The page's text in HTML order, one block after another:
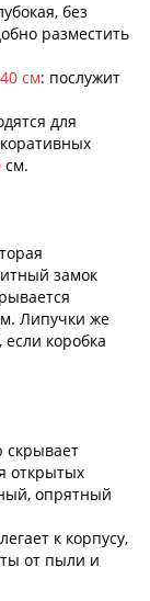
без
разместить
см: послужит
для
см.
замок
Липучки же
коробка
скрывает
открытых
опрятный
к корпусу,
от пыли и